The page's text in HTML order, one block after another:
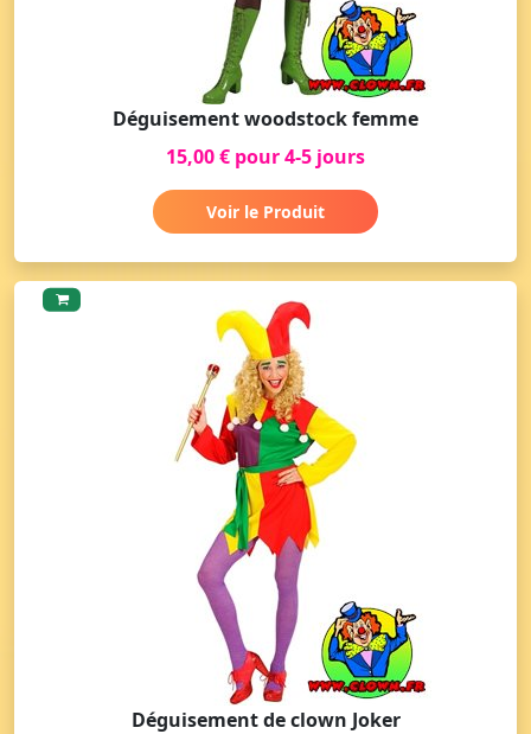
Déguisement woodstock femme
15,00 € pour 4-5 jours
Voir le Produit
Déguisement de clown Joker